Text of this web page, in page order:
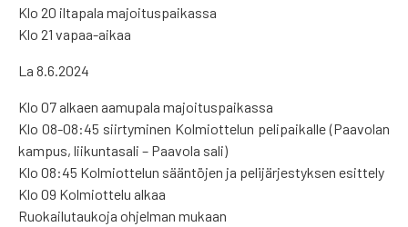
Klo 20 iltapala majoituspaikassa
Klo 21 vapaa-aikaa
La 8.6.2024
Klo 07 alkaen aamupala majoituspaikassa
Klo 08-08:45 siirtyminen Kolmiottelun pelipaikalle (Paavolan
kampus, liikuntasali – Paavola sali)
Klo 08:45 Kolmiottelun sääntöjen ja pelijärjestyksen esittely
Klo 09 Kolmiottelu alkaa
Ruokailutaukoja ohjelman mukaan